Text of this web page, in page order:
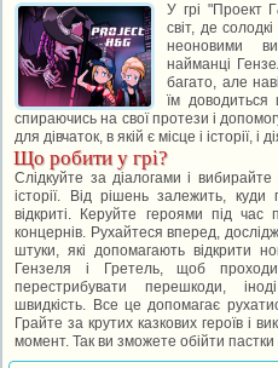
У грі "Проект
світ, де
неоновими
найманці
багато, але
їм доводиться
спираючись на свої протези і
для дівчаток, в якій є місце і історії, і
Що робити у грі?
Слідкуйте за діалогами і
історії. Від рішень залежить,
відкриті. Керуйте героями під час
концернів. Рухайтеся вперед,
штуки, які допомагають відкрити
Гензеля і Гретель, щоб
перестрибувати перешкоди,
швидкість. Все це допомагає
Грайте за крутих казкових героїв і
момент. Так ви зможете обійти пастки